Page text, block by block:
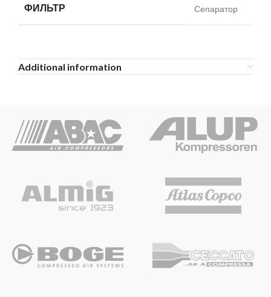
ФИЛЬТР Сепаратор
Additional information